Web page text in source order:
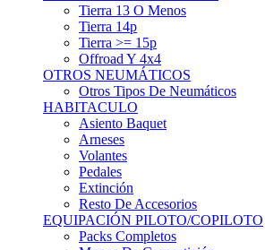
Tierra 14p
Tierra >= 15p
Offroad Y 4x4
OTROS NEUMÁTICOS
Otros Tipos De Neumáticos
HABITACULO
Asiento Baquet
Arneses
Volantes
Pedales
Extinción
Resto De Accesorios
EQUIPACIÓN PILOTO/COPILOTO
Packs Completos
Monos De Competición
Botines De Competición